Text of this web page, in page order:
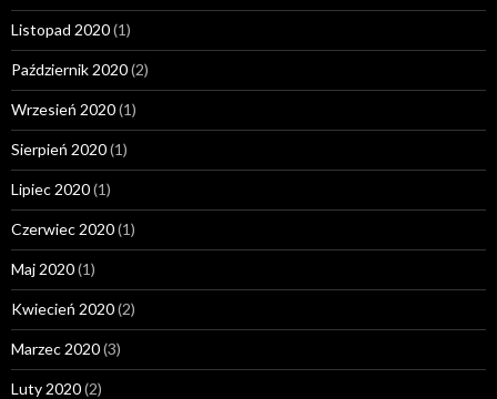
Listopad 2020(1)
Październik 2020(2)
Wrzesień 2020(1)
Sierpień 2020(1)
Lipiec 2020(1)
Czerwiec 2020(1)
Maj 2020(1)
Kwiecień 2020(2)
Marzec 2020(3)
Luty 2020(2)